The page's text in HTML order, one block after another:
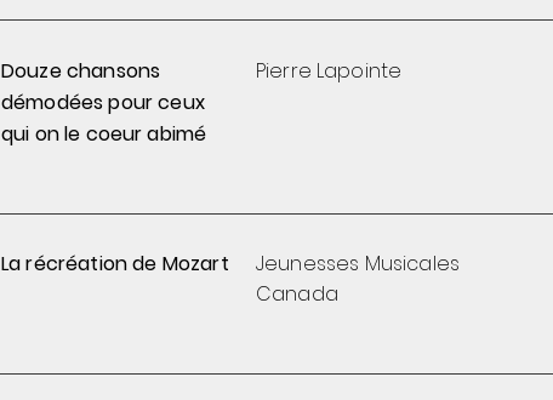
Douze chansons
démodées pourceux
qui on le coeur abimé
Pierre Lapointe
La récréation de Mozart
Jeunesses Musicales
Canada